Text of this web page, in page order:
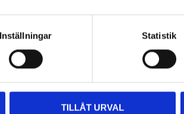
Inställningar Statistik
TILLÅT URVAL
Andra kunder köpte också